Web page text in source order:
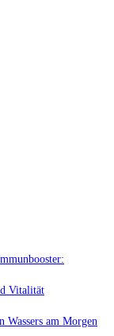
Vitalität
Wassers am Morgen